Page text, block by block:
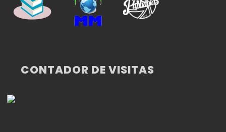
CONTADOR DE VISITAS